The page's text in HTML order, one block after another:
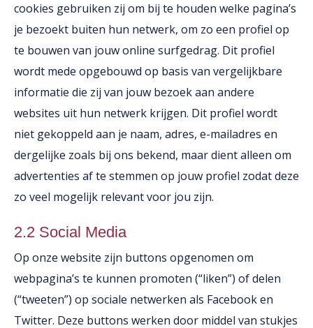
cookies gebruiken zij om bij te houden welke pagina’s
je bezoekt buiten hun netwerk, om zo een profiel op
te bouwen van jouw online surfgedrag. Dit profiel
wordt mede opgebouwd op basis van vergelijkbare
informatie die zij van jouw bezoek aan andere
websites uit hun netwerk krijgen. Dit profiel wordt
niet gekoppeld aan je naam, adres, e-mailadres en
dergelijke zoals bij ons bekend, maar dient alleen om
advertenties af te stemmen op jouw profiel zodat deze
zo veel mogelijk relevant voor jou zijn.
2.2 Social Media
Op onze website zijn buttons opgenomen om
webpagina’s te kunnen promoten (“liken”) of delen
(“tweeten”) op sociale netwerken als Facebook en
Twitter. Deze buttons werken door middel van stukjes